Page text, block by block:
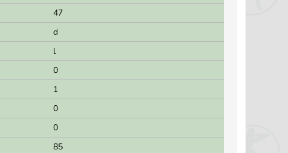
47
d
l
0
1
0
0
85